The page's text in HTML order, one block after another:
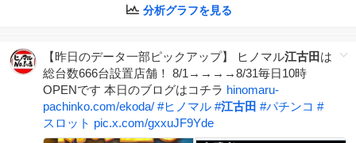
分析グラフを見る
【昨日のデータ一部ピックアップ】 ヒノマル江古田 は
総台数666台設置店舗！ 8/1→→→→8/31毎日10時
OPENです 本日のブログはコチラ hinomaru-
pachinko.com/ekoda/ #ヒノマル #江古田 #パチンコ #
スロット pic.x.com/gxxuJF9Yde